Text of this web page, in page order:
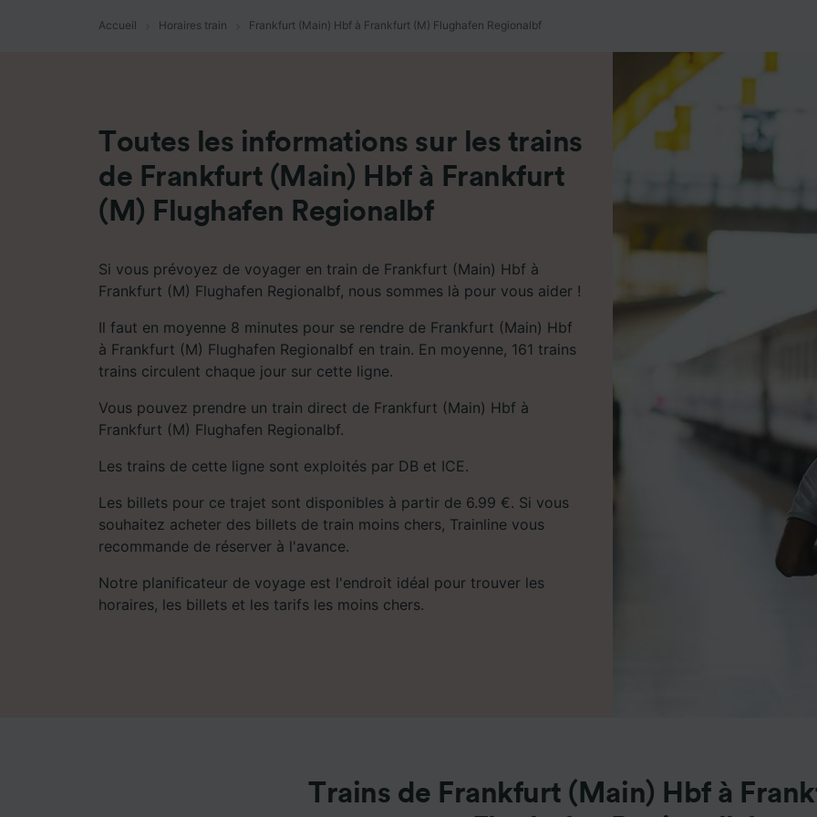
Accueil Horaires train Frankfurt (Main) Hbf à Frankfurt (M) Flughafen Regionalbf
Toutes les informations sur les trains
de Frankfurt (Main) Hbf à Frankfurt
(M) Flughafen Regionalbf
Si vous prévoyez de voyager en train de Frankfurt (Main) Hbf à
Frankfurt (M) Flughafen Regionalbf, nous sommes là pour vous aider !
Il faut en moyenne 8 minutes pour se rendre de Frankfurt (Main) Hbf
à Frankfurt (M) Flughafen Regionalbf en train. En moyenne, 161 trains
trains circulent chaque jour sur cette ligne.
Vous pouvez prendre un train direct de Frankfurt (Main) Hbf à
Frankfurt (M) Flughafen Regionalbf.
Les trains de cette ligne sont exploités par DB et ICE.
Les billets pour ce trajet sont disponibles à partir de 6.99 €. Si vous
souhaitez acheter des billets de train moins chers, Trainline vous
recommande de réserver à l'avance.
Notre planificateur de voyage est l'endroit idéal pour trouver les
horaires, les billets et les tarifs les moins chers.
Trains de Frankfurt (Main) Hbf à
développement de services.
Liste de nos partenaires (fournisseurs)